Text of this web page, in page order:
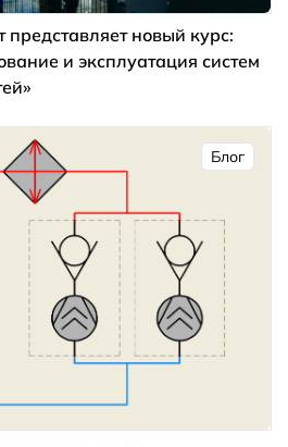
новый курс:
и эксплуатация систем
Блог